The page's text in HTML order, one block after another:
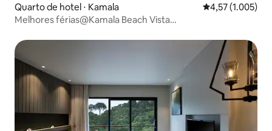
Quarto de hotel ⋅ Kamala 4,57 de uma
4,57 (1.005)
Melhores férias@Kamala Beach Vista